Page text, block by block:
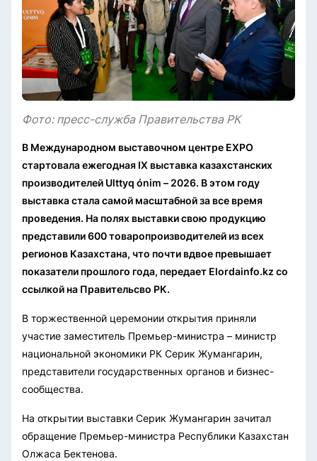
Фото: пресс-служба Правительства РК
В Международном выставочном центре EXPO
стартовала ежегодная IX выставка казахстанских
производителей Ulttyq ónim – 2026. В этом году
выставка стала самой масштабной за все время
проведения. На полях выставки свою продукцию
представили 600 товаропроизводителей из всех
регионов Казахстана, что почти вдвое превышает
показатели прошлого года, передает Elordainfo.kz со
ссылкой на Правительсво РК.
В торжественной церемонии открытия приняли
участие заместитель Премьер-министра – министр
национальной экономики РК Серик Жумангарин,
представители государственных органов и бизнес-
сообщества.
На открытии выставки Серик Жумангарин зачитал
обращение Премьер-министра Республики Казахстан
Олжаса Бектенова.